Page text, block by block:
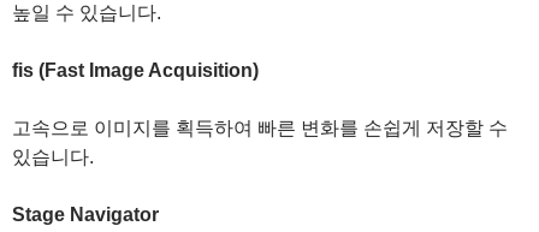
높일 수 있습니다.
fis (Fast Image Acquisition)
고속으로 이미지를 획득하여 빠른 변화를 손쉽게 저장할 수
있습니다.
Stage Navigator